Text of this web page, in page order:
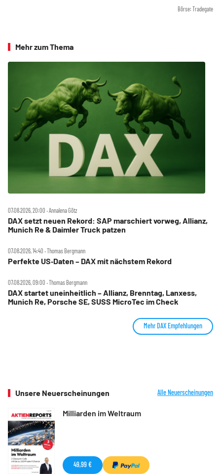
Börse: Tradegate
Mehr zum Thema
07.08.2026, 20:00 ‧ Annalena Götz
DAX setzt neuen Rekord: SAP marschiert vorweg, Allianz,
Munich Re & Daimler Truck patzen
07.08.2026, 14:40 ‧ Thomas Bergmann
Perfekte US‑Daten – DAX mit nächstem Rekord
07.08.2026, 09:00 ‧ Thomas Bergmann
DAX startet uneinheitlich – Allianz, Brenntag, Lanxess,
Munich Re, Porsche SE, SUSS MicroTec im Check
Mehr DAX Empfehlungen
Unsere Neuerscheinungen Alle Neuerscheinungen
Milliarden im Weltraum
49,99 €